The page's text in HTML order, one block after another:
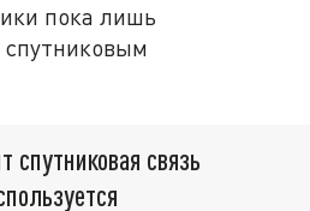
пока лишь
связь